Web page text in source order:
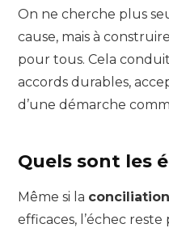
On ne cherche plus
cause, mais à
pour tous. Cela
accords durables,
d’une démarche
Quels sont les
Même si la conciliation
efficaces, l’échec